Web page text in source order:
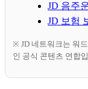
JD 음주
JD 보험
※ JD 네트워크는 워
인 공식 콘텐츠 연합